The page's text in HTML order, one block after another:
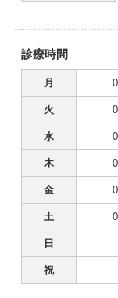
診療時間
月
火
水
木
金
土
日
祝